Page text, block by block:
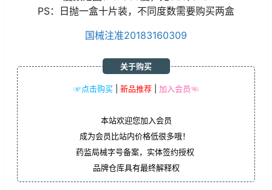
PS：日抛一盒十片装，不同度数需要购买两盒
国械注准20183160309
☞点击购买 新品推荐 加入会员☜
关于购买
本站欢迎您加入会员
成为会员比站内价格低很多哦！
药监局械字号备案，实体签约授权
品牌仓库具有最终解释权